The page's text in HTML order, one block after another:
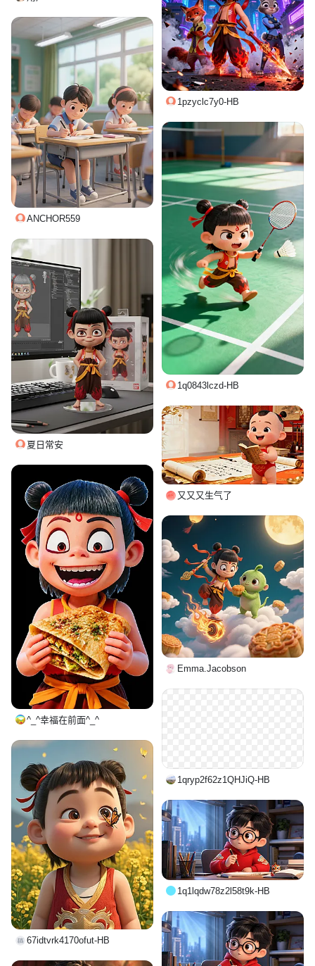
1pzyclc7y0-HB
ANCHOR559
1q0843lczd-HB
夏日常安
又又又生气了
^_^幸福在前面^_^
Emma.Jacobson
1qryp2f62z1QHJiQ-HB
67idtvrk4170ofut-HB
1q1lqdw78z2l58t9k-HB